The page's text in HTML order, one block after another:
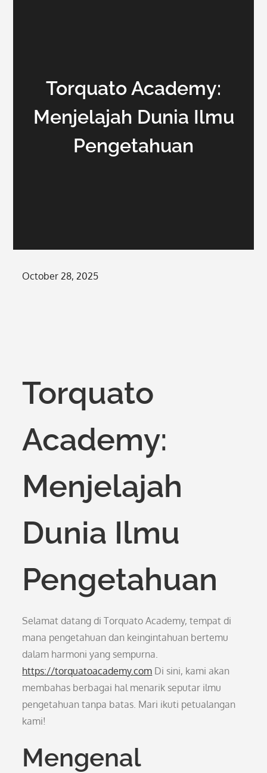
Torquato Academy:
Menjelajah Dunia Ilmu
Pengetahuan
Posted
October 28, 2025
Torquato
Academy:
Menjelajah
Dunia Ilmu
Pengetahuan
Selamat datang di Torquato Academy, tempat di
mana pengetahuan dan keingintahuan bertemu
dalam harmoni yang sempurna.
https://torquatoacademy.com Di sini, kami akan
membahas berbagai hal menarik seputar ilmu
pengetahuan tanpa batas. Mari ikuti petualangan
kami!
Mengenal